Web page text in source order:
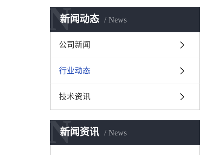
新闻动态 News
N
公司新闻
行业动态
技术资讯
新闻资讯 News
N